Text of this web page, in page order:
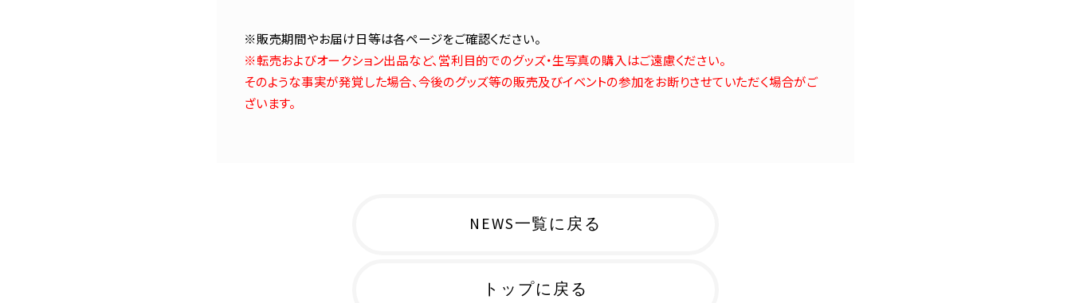
※販売期間やお届け日等は各ページをご確認ください。
※転売およびオークション出品など、営利目的でのグッズ・生写真の購入はご遠慮ください。
そのような事実が発覚した場合、今後のグッズ等の販売及びイベントの参加をお断りさせていただく場合がご
ざいます。
NEWS一覧に戻る
トップに戻る